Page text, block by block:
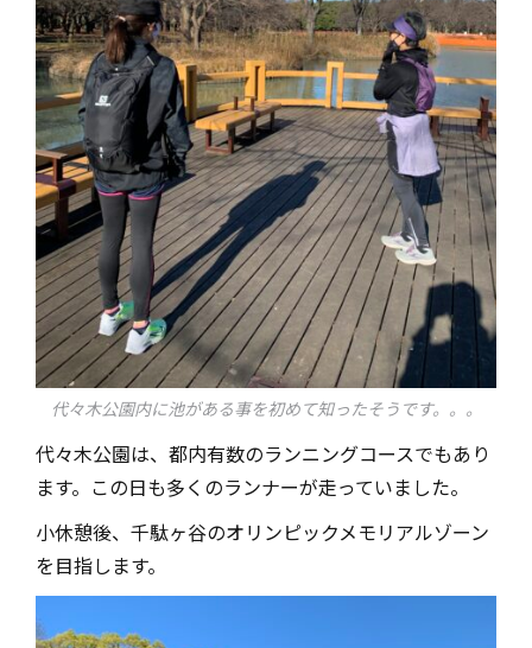
代々木公園内に池がある事を初めて知ったそうです。。。
代々木公園は、都内有数のランニングコースでもあり
ます。この日も多くのランナーが走っていました。
小休憩後、千駄ヶ谷のオリンピックメモリアルゾーン
を目指します。